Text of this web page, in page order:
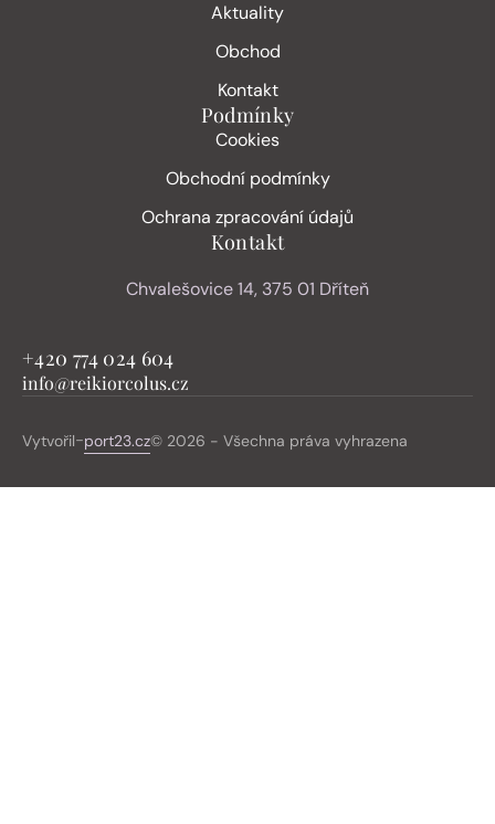
Aktuality
Obchod
Kontakt
Podmínky
Cookies
Obchodní podmínky
Ochrana zpracování údajů
Kontakt
Chvalešovice 14, 375 01 Dříteň
+420 774 024 604
info@reikiorcolus.cz
Vytvořil-port23.cz© 2026 - Všechna práva vyhrazena